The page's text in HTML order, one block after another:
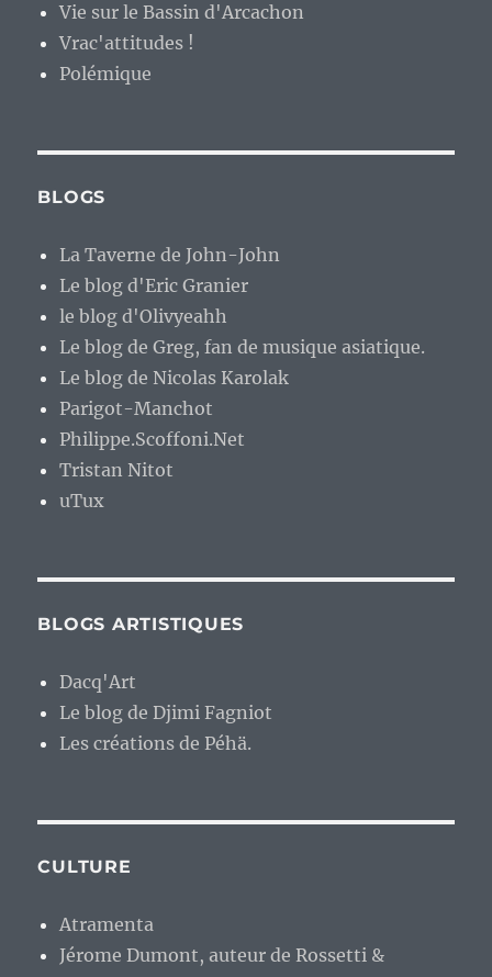
Vie sur le Bassin d'Arcachon
Vrac'attitudes !
Polémique
BLOGS
La Taverne de John-John
Le blog d'Eric Granier
le blog d'Olivyeahh
Le blog de Greg, fan de musique asiatique.
Le blog de Nicolas Karolak
Parigot-Manchot
Philippe.Scoffoni.Net
Tristan Nitot
uTux
BLOGS ARTISTIQUES
Dacq'Art
Le blog de Djimi Fagniot
Les créations de Péhä.
CULTURE
Atramenta
Jérome Dumont, auteur de Rossetti &